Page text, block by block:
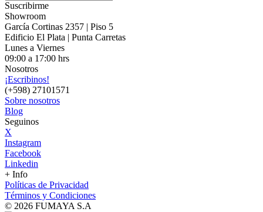
Suscribirme
Showroom
García Cortinas 2357 | Piso 5
Edificio El Plata | Punta Carretas
Lunes a Viernes
09:00 a 17:00 hrs
Nosotros
¡Escribinos!
(+598) 27101571
Sobre nosotros
Blog
Seguinos
X
Instagram
Facebook
Linkedin
+ Info
Políticas de Privacidad
Términos y Condiciones
© 2026 FUMAYA S.A